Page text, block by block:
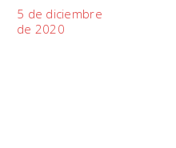
5 de diciembre
de 2020